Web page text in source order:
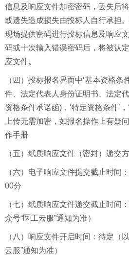
信息及响应文件加密密码，丢失后
或遗失造成损失由投标人自行承担
现场提供密码进行投标信息及响应
码或十次输入错误密码后，将被认
应文件。
（四）投标报名界面中‘基本资格条
件、法定代表人身份证明书、法定
资格条件承诺函)，‘特定资格条件’
上传无需加密，如报名操作上有疑
作手册
（五）纸质响应文件（密封）递交
（六）电子响应文件提交截止时间
00分
（七）纸质响应文件递交截止时间
众号“医工云服”通知为准）
（八）响应文件开启时间：待定（
云服”通知为准）